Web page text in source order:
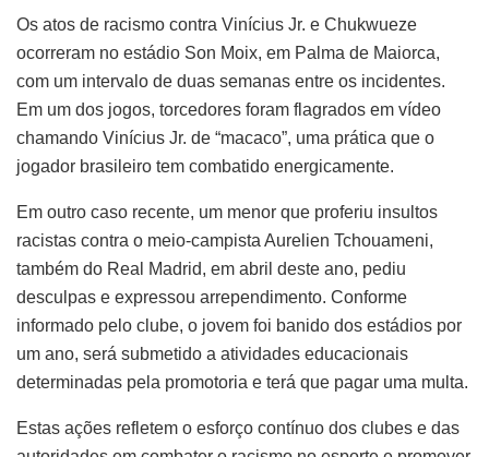
Os atos de racismo contra Vinícius Jr. e Chukwueze
ocorreram no estádio Son Moix, em Palma de Maiorca,
com um intervalo de duas semanas entre os incidentes.
Em um dos jogos, torcedores foram flagrados em vídeo
chamando Vinícius Jr. de “macaco”, uma prática que o
jogador brasileiro tem combatido energicamente.
Em outro caso recente, um menor que proferiu insultos
racistas contra o meio-campista Aurelien Tchouameni,
também do Real Madrid, em abril deste ano, pediu
desculpas e expressou arrependimento. Conforme
informado pelo clube, o jovem foi banido dos estádios por
um ano, será submetido a atividades educacionais
determinadas pela promotoria e terá que pagar uma multa.
Estas ações refletem o esforço contínuo dos clubes e das